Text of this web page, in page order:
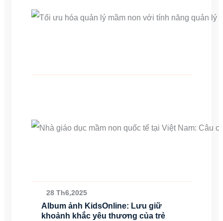
28 Th6,2025
Album ảnh KidsOnline: Lưu giữ
khoảnh khắc yêu thương của trẻ